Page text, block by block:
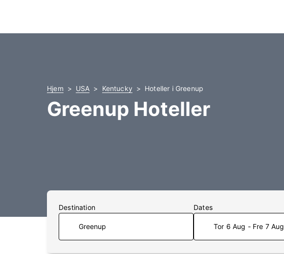
Hjem USA Kentucky Hoteller i Greenup
Greenup Hoteller
Destination Dates
Tor 6 Aug - Fre 7 Aug